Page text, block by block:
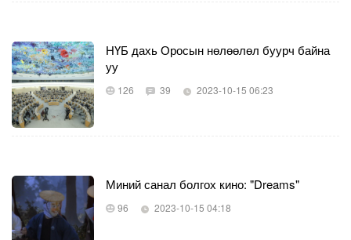
НҮБ дахь Оросын нөлөөлөл буурч байна
уу
126 39 2023-10-15 06:23
Миний санал болгох кино: "Dreams"
96 2023-10-15 04:18